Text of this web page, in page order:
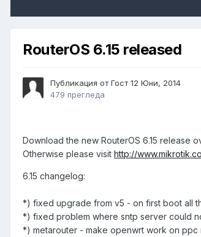
RouterOS 6.15 released
Публикация от Гост12 Юни, 2014
479 прегледа
Download the new RouterOS 6.15 release
Otherwise please visit http://
6.15 changelog:
*) fixed upgrade from v5 - on first boot all
*) fixed problem where sntp server could
*) metarouter - make openwrt work on ppc